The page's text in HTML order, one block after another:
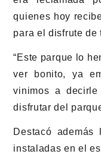
quienes hoy
para el disfrute de
“Este parque lo
ver bonito, ya
vinimos a
disfrutar del
Destacó
instaladas en el